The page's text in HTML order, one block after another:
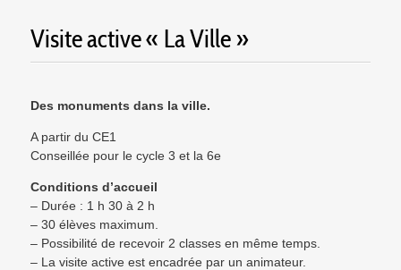
RESSOURCES
Visite active « La Ville »
Des monuments dans la ville.
A partir du CE1
Conseillée pour le cycle 3 et la 6e
Conditions d’accueil
– Durée : 1 h 30 à 2 h
– 30 élèves maximum.
– Possibilité de recevoir 2 classes en même temps.
– La visite active est encadrée par un animateur.